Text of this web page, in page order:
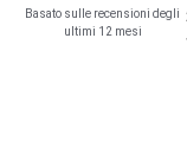
Basato sulle recensioni degli
ultimi 12 mesi